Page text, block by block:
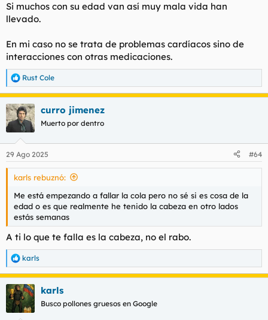
Si muchos con su edad van así muy mala vida han
llevado.
En mi caso no se trata de problemas cardíacos sino de
interacciones con otras medicaciones.
R
e
a
c
c
e
s
Rust Cole
curro jimenez
Muerto por dentro
29 Ago 2025 #64
karls rebuznó:
Me está empezando a fallar la cola pero no sé si es cosa de la
edad o es que realmente he tenido la cabeza en otro lados
estás semanas
A ti lo que te falla es la cabeza, no el rabo.
R
e
a
c
c
i
karls
karls
Busco pollones gruesos en Google